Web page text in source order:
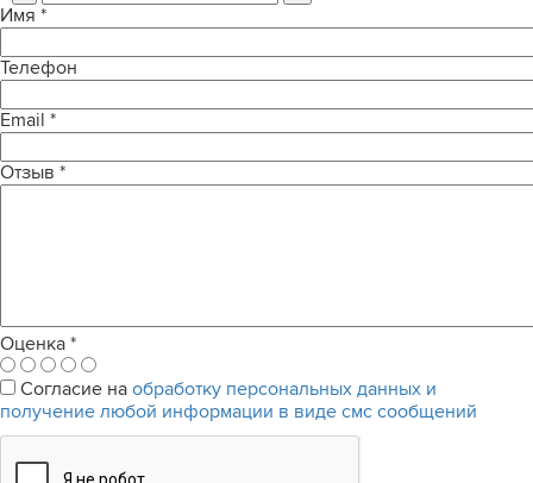
Имя *
Телефон
Email *
Отзыв *
Оценка *
Согласие на обработку персональных данных и
получение любой информации в виде смс сообщений